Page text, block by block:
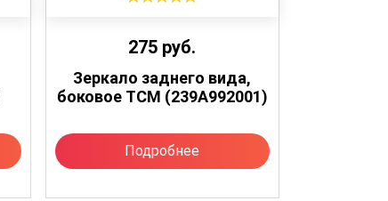
275 руб.
Зеркало заднего вида,
боковое TCM (239A992001)
Подробнее